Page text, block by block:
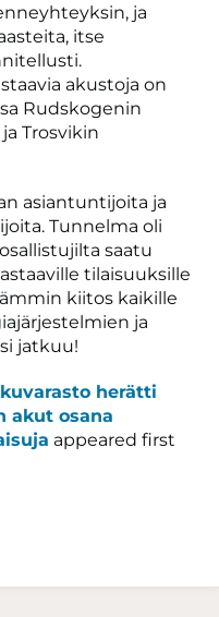
ja
itse
akustoja on
Rudskogenin
Trosvikin
asiantuntijoita ja
Tunnelma oli
saatu
tilaisuuksille
kiitos kaikille
ja
jatkuu!
herätti
akut osana
appeared first